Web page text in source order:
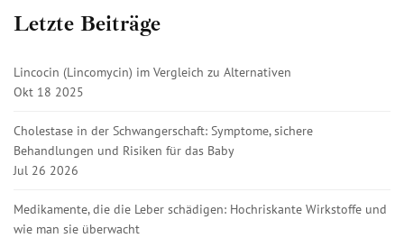
Letzte Beiträge
Lincocin (Lincomycin) im Vergleich zu Alternativen
Okt 18 2025
Cholestase in der Schwangerschaft: Symptome, sichere
Behandlungen und Risiken für das Baby
Jul 26 2026
Medikamente, die die Leber schädigen: Hochriskante Wirkstoffe und
wie man sie überwacht